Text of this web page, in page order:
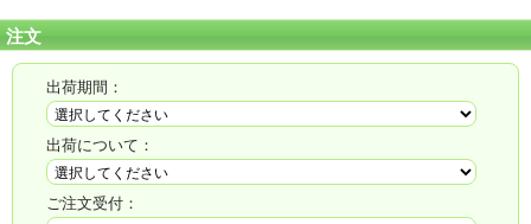
注文
出荷期間：
出荷について：
ご注文受付：